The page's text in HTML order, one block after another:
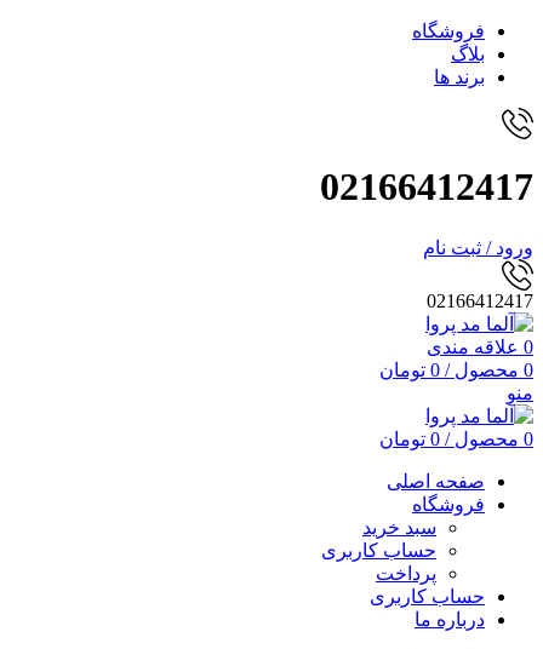
فروشگاه
بلاگ
برند ها
02166412417
ورود / ثبت نام
02166412417
0 علاقه مندی
0 محصول /
0 تومان
منو
0 محصول /
0 تومان
صفحه اصلی
فروشگاه
سبد خرید
حساب کاربری
پرداخت
حساب کاربری
درباره ما